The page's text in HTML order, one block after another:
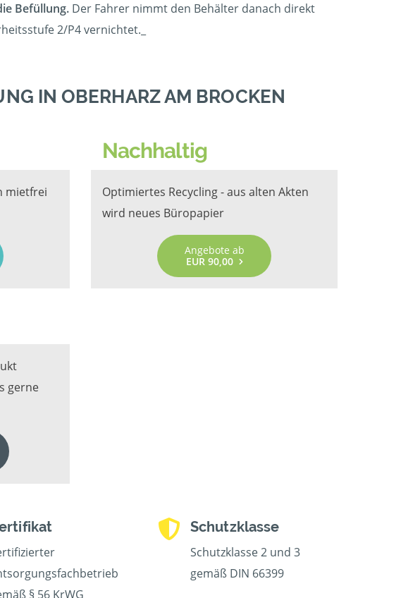
Befüllung. Der Fahrer nimmt den Behälter danach direkt
2/P4 vernichtet._
IN OBERHARZ AM BROCKEN
mietfrei
Nachhaltig
Optimiertes Recycling - aus alten Akten
wird neues Büropapier
Angebote ab
EUR 90,00
gerne
§ 56 KrWG
Schutzklasse
Schutzklasse 2 und 3
gemäß DIN 66399